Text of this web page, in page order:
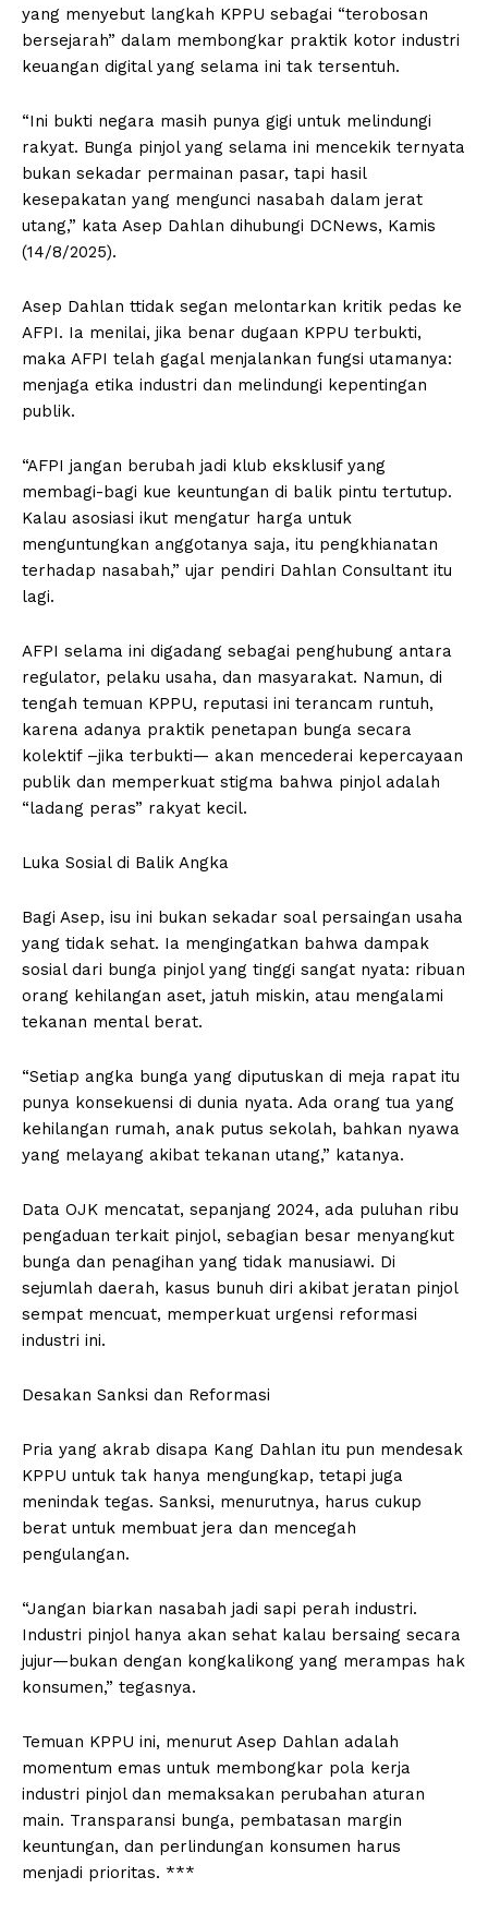
yang menyebut langkah KPPU sebagai “terobosan
bersejarah” dalam membongkar praktik kotor industri
keuangan digital yang selama ini tak tersentuh.
“Ini bukti negara masih punya gigi untuk melindungi
rakyat. Bunga pinjol yang selama ini mencekik ternyata
bukan sekadar permainan pasar, tapi hasil
kesepakatan yang mengunci nasabah dalam jerat
utang,” kata Asep Dahlan dihubungi DCNews, Kamis
(14/8/2025).
Asep Dahlan ttidak segan melontarkan kritik pedas ke
AFPI. Ia menilai, jika benar dugaan KPPU terbukti,
maka AFPI telah gagal menjalankan fungsi utamanya:
menjaga etika industri dan melindungi kepentingan
publik.
“AFPI jangan berubah jadi klub eksklusif yang
membagi-bagi kue keuntungan di balik pintu tertutup.
Kalau asosiasi ikut mengatur harga untuk
menguntungkan anggotanya saja, itu pengkhianatan
terhadap nasabah,” ujar pendiri Dahlan Consultant itu
lagi.
AFPI selama ini digadang sebagai penghubung antara
regulator, pelaku usaha, dan masyarakat. Namun, di
tengah temuan KPPU, reputasi ini terancam runtuh,
karena adanya praktik penetapan bunga secara
kolektif –jika terbukti— akan mencederai kepercayaan
publik dan memperkuat stigma bahwa pinjol adalah
“ladang peras” rakyat kecil.
Luka Sosial di Balik Angka
Bagi Asep, isu ini bukan sekadar soal persaingan usaha
yang tidak sehat. Ia mengingatkan bahwa dampak
sosial dari bunga pinjol yang tinggi sangat nyata: ribuan
orang kehilangan aset, jatuh miskin, atau mengalami
tekanan mental berat.
“Setiap angka bunga yang diputuskan di meja rapat itu
punya konsekuensi di dunia nyata. Ada orang tua yang
kehilangan rumah, anak putus sekolah, bahkan nyawa
yang melayang akibat tekanan utang,” katanya.
Data OJK mencatat, sepanjang 2024, ada puluhan ribu
pengaduan terkait pinjol, sebagian besar menyangkut
bunga dan penagihan yang tidak manusiawi. Di
sejumlah daerah, kasus bunuh diri akibat jeratan pinjol
sempat mencuat, memperkuat urgensi reformasi
industri ini.
Desakan Sanksi dan Reformasi
Pria yang akrab disapa Kang Dahlan itu pun mendesak
KPPU untuk tak hanya mengungkap, tetapi juga
menindak tegas. Sanksi, menurutnya, harus cukup
berat untuk membuat jera dan mencegah
pengulangan.
“Jangan biarkan nasabah jadi sapi perah industri.
Industri pinjol hanya akan sehat kalau bersaing secara
jujur—bukan dengan kongkalikong yang merampas hak
konsumen,” tegasnya.
Temuan KPPU ini, menurut Asep Dahlan adalah
momentum emas untuk membongkar pola kerja
industri pinjol dan memaksakan perubahan aturan
main. Transparansi bunga, pembatasan margin
keuntungan, dan perlindungan konsumen harus
menjadi prioritas. ***